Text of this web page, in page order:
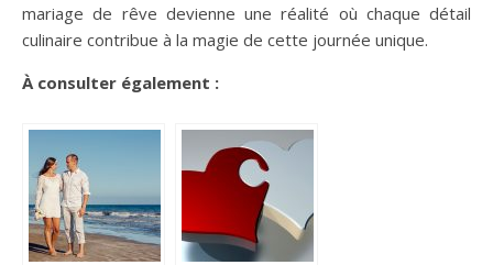
mariage de rêve devienne une réalité où chaque détail
culinaire contribue à la magie de cette journée unique.
À consulter également :